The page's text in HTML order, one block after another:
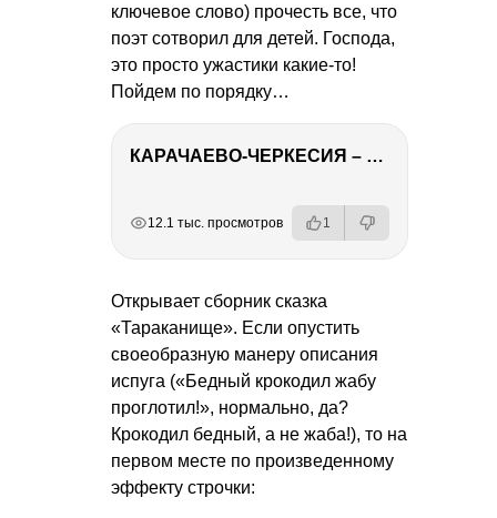
ключевое слово) прочесть все, что
поэт сотворил для детей. Господа,
это просто ужастики какие-то!
Пойдем по порядку…
КАРАЧАЕВО-ЧЕРКЕСИЯ – ПУТЕШЕСТВИЕ НА КАВКАЗ часть 2
12.1 тыс. просмотров 1
Открывает сборник сказка
«Тараканище». Если опустить
своеобразную манеру описания
испуга («Бедный крокодил жабу
проглотил!», нормально, да?
Крокодил бедный, а не жаба!), то на
первом месте по произведенному
эффекту строчки: